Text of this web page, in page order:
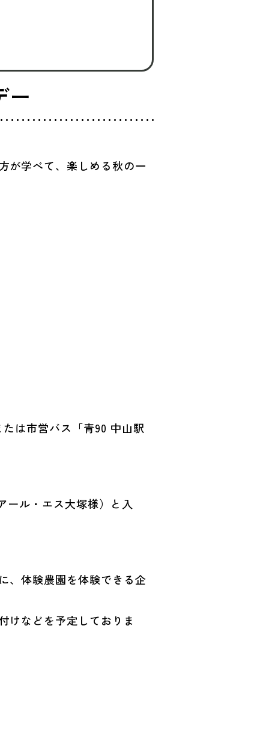
ー
が学べて、楽しめる秋の一
は市営バス「青90 中山駅
ール・エス大塚様）と入
、体験農園を体験できる企
けなどを予定しておりま